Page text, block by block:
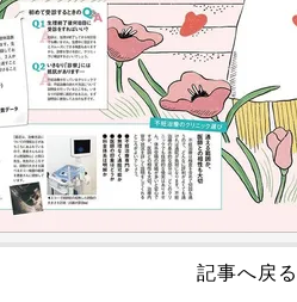
記事へ戻る